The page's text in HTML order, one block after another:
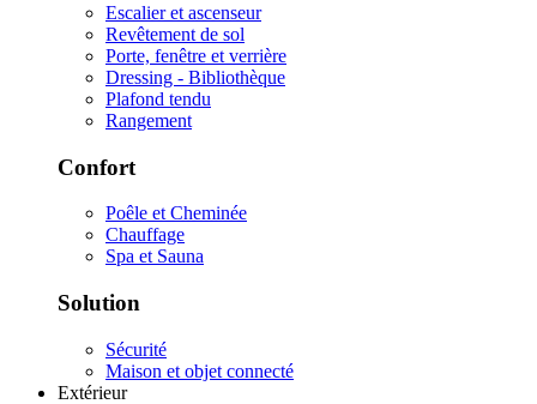
Escalier et ascenseur
Revêtement de sol
Porte, fenêtre et verrière
Dressing - Bibliothèque
Plafond tendu
Rangement
Confort
Poêle et Cheminée
Chauffage
Spa et Sauna
Solution
Sécurité
Maison et objet connecté
Extérieur